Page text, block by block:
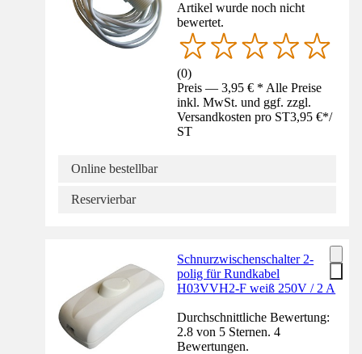
Artikel wurde noch nicht
bewertet.
(0)
Preis — 3,95 € * Alle Preise
inkl. MwSt. und ggf. zzgl.
Versandkosten pro ST3,95 €*/
ST
Online bestellbar
Reservierbar
Schnurzwischenschalter 2-
polig für Rundkabel
H03VVH2-F weiß 250V / 2 A
Durchschnittliche Bewertung:
2.8 von 5 Sternen. 4
Bewertungen.